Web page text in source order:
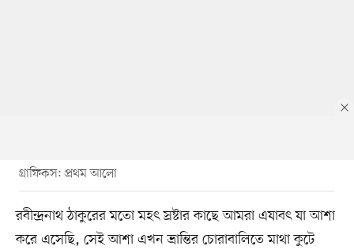
গ্রাফিকস: প্রথম আলো
রবীন্দ্রনাথ ঠাকুরের মতো মহৎ স্রষ্টার কাছে আমরা এযাবৎ যা আশা
করে এসেছি, সেই আশা এখন ভ্রান্তির চোরাবালিতে মাথা কুটে